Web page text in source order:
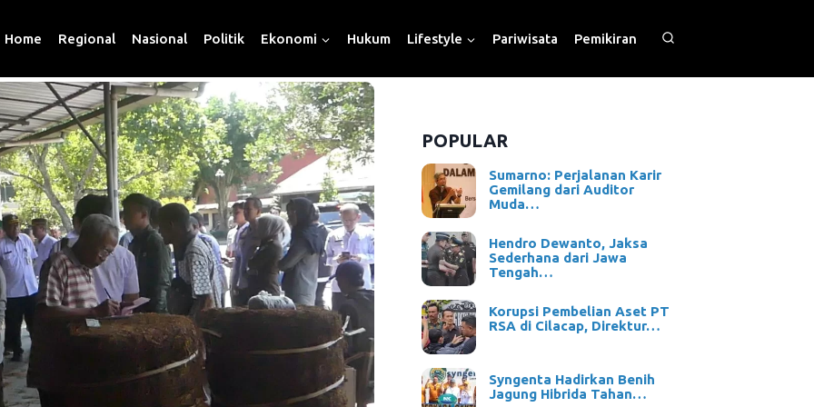
Home Regional Nasional Politik Ekonomi Hukum Lifestyle Pariwisata Pemikiran
POPULAR
Sumarno: Perjalanan Karir
Gemilang dari Auditor
Muda…
Hendro Dewanto, Jaksa
Sederhana dari Jawa
Tengah…
Korupsi Pembelian Aset PT
RSA di Cilacap, Direktur…
Syngenta Hadirkan Benih
Jagung Hibrida Tahan…